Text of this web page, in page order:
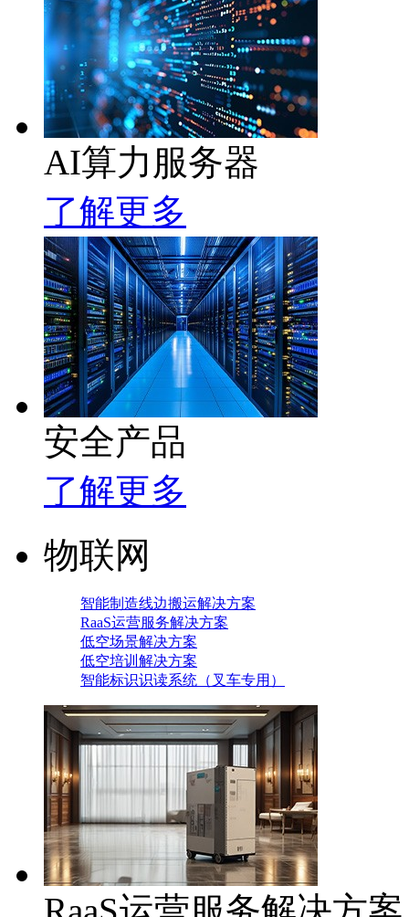
AI算力服务器
了解更多
安全产品
了解更多
物联网
智能制造线边搬运解决方案
RaaS运营服务解决方案
低空场景解决方案
低空培训解决方案
智能标识识读系统（叉车专用）